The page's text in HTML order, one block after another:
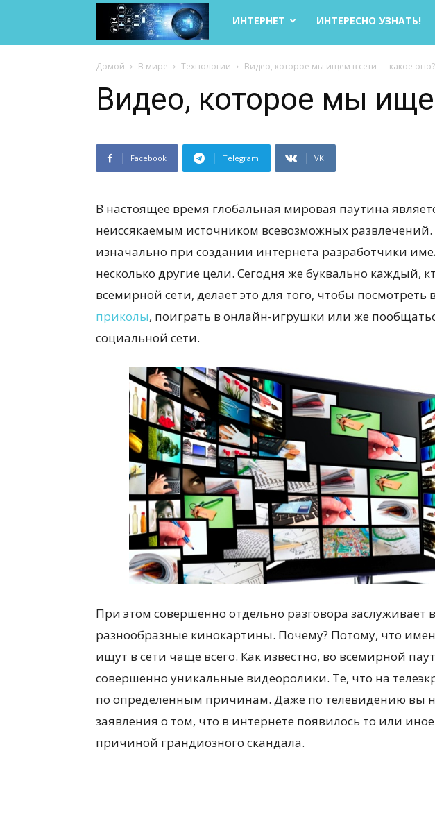
Life
Internet
ИНТЕРНЕТ ИНТЕРЕСНО УЗНАТЬ!
Домой В мире Технологии Видео, которое мы ищем в сети — какое оно?
Видео, которое мы
Facebook Telegram VK
В настоящее время глобальная мировая паутина
неиссякаемым источником всевозможных развлечений.
изначально при создании интернета разработчики
несколько другие цели. Сегодня же буквально каждый,
всемирной сети, делает это для того, чтобы посмотреть
приколы, поиграть в онлайн-игрушки или же
социальной сети.
При этом совершенно отдельно разговора заслуживает
разнообразные кинокартины. Почему? Потому, что
ищут в сети чаще всего. Как известно, во всемирной
совершенно уникальные видеоролики. Те, что на
по определенным причинам. Даже по телевидению вы
заявления о том, что в интернете появилось то или
причиной грандиозного скандала.